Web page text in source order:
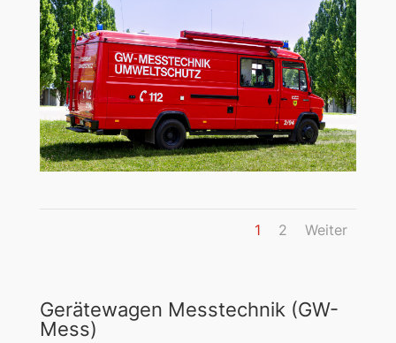
1 2 Weiter
Gerätewagen Messtechnik (GW-
Mess)